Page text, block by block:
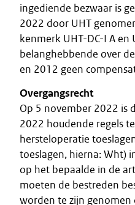
ingediende bezwaar is
2022 door UHT
kenmerk UHT-DC-I A en
belanghebbende over
en 2012 geen
Overgangsrecht
Op 5 november 2022 is
2022 houdende regels
hersteloperatie
toeslagen, hierna: Wht)
op het bepaalde in de
moeten de bestreden
worden te zijn genomen